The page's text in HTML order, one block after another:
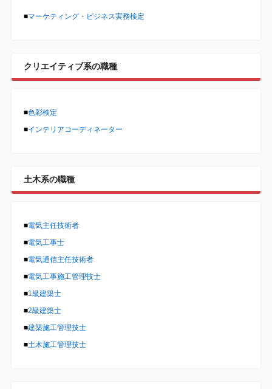
■マーケティング・ビジネス実務検定
クリエイティブ系の職種
■色彩検定
■インテリアコーディネーター
土木系の職種
■電気主任技術者
■電気工事士
■電気通信主任技術者
■電気工事施工管理技士
■1級建築士
■2級建築士
■建築施工管理技士
■土木施工管理技士